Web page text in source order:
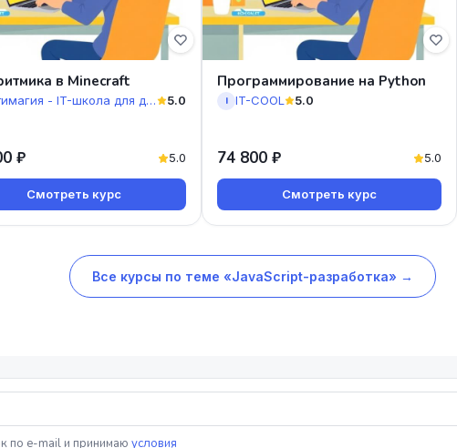
в Minecraft
Айтимагия - IT-школа для детей от 6 лет 5.0
₽ 5.0
Смотреть курс
Программирование на Python
I IT-COOL 5.0
74 800 ₽ 5.0
Смотреть курс
Все курсы по теме «JavaScript-разработка» →
по e-mail и принимаю условия